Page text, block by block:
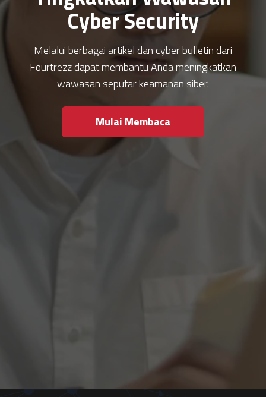
Cyber Security
Melalui berbagai artikel dan cyber bulletin dari
Fourtrezz dapat membantu Anda meningkatkan
wawasan seputar keamanan siber.
Mulai Membaca